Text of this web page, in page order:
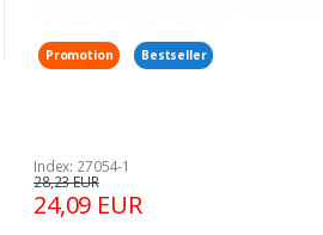
Promotion Bestseller
Index: 27054-1
24,09 EUR
28,23 EUR